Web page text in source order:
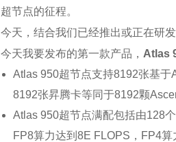
超节点的征程。
今天，结合我们已经推出或正在研
今天我要发布的第一款产品， Atlas
Atlas 950超节点支持8192张基
8192张昇腾卡等同于8192颗
Atlas 950超节点满配包括由128
FP8算力达到8E FLOPS，FP4